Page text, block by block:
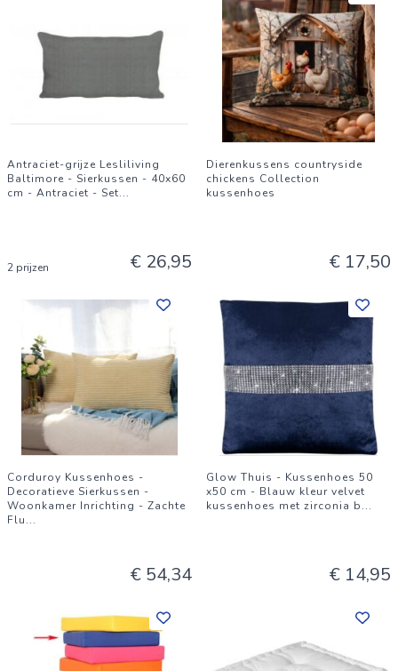
Antraciet-grijze Lesliliving
Baltimore - Sierkussen - 40x60
cm - Antraciet - Set...
2 prijzen € 26,95
Dierenkussens countryside
chickens Collection
kussenhoes
€ 17,50
Corduroy Kussenhoes -
Decoratieve Sierkussen -
Woonkamer Inrichting - Zachte
Flu...
€ 54,34
Glow Thuis - Kussenhoes 50
x50 cm - Blauw kleur velvet
kussenhoes met zirconia b...
€ 14,95